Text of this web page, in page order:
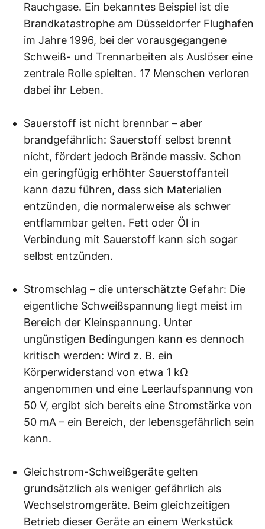
Rauchgase. Ein bekanntes Beispiel ist die
Brandkatastrophe am Düsseldorfer Flughafen
im Jahre 1996, bei der vorausgegangene
Schweiß- und Trennarbeiten als Auslöser eine
zentrale Rolle spielten. 17 Menschen verloren
dabei ihr Leben.
Sauerstoff ist nicht brennbar – aber
brandgefährlich: Sauerstoff selbst brennt
nicht, fördert jedoch Brände massiv. Schon
ein geringfügig erhöhter Sauerstoffanteil
kann dazu führen, dass sich Materialien
entzünden, die normalerweise als schwer
entflammbar gelten. Fett oder Öl in
Verbindung mit Sauerstoff kann sich sogar
selbst entzünden.
Stromschlag – die unterschätzte Gefahr: Die
eigentliche Schweißspannung liegt meist im
Bereich der Kleinspannung. Unter
ungünstigen Bedingungen kann es dennoch
kritisch werden: Wird z. B. ein
Körperwiderstand von etwa 1 kΩ
angenommen und eine Leerlaufspannung von
50 V, ergibt sich bereits eine Stromstärke von
50 mA – ein Bereich, der lebensgefährlich sein
kann.
Gleichstrom-Schweißgeräte gelten
grundsätzlich als weniger gefährlich als
Wechselstromgeräte. Beim gleichzeitigen
Betrieb dieser Geräte an einem Werkstück